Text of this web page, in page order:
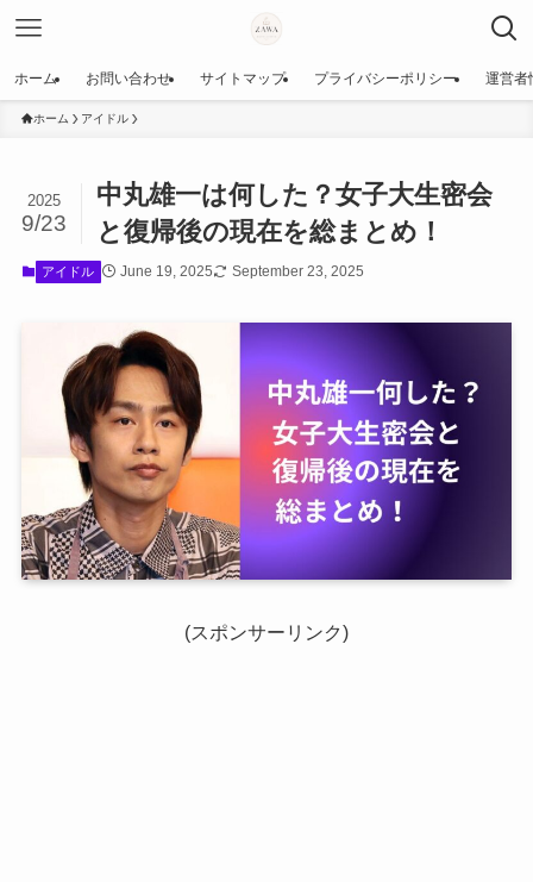
ホーム お問い合わせ サイトマップ プライバシーポリシー 運営者
ホーム アイドル
中丸雄一は何した？女子大生密会
と復帰後の現在を総まとめ！
2025
9/23
アイドル June 19, 2025 September 23, 2025
(スポンサーリンク)